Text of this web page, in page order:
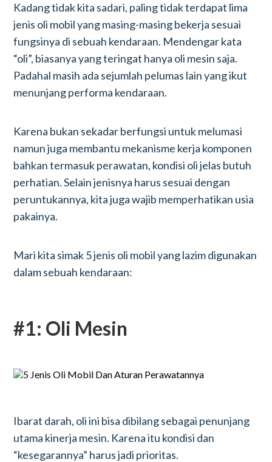
Kadang tidak kita sadari, paling tidak terdapat lima
jenis oli mobil yang masing-masing bekerja sesuai
fungsinya di sebuah kendaraan. Mendengar kata
“oli”, biasanya yang teringat hanya oli mesin saja.
Padahal masih ada sejumlah pelumas lain yang ikut
menunjang performa kendaraan.
Karena bukan sekadar berfungsi untuk melumasi
namun juga membantu mekanisme kerja komponen
bahkan termasuk perawatan, kondisi oli jelas butuh
perhatian. Selain jenisnya harus sesuai dengan
peruntukannya, kita juga wajib memperhatikan usia
pakainya.
Mari kita simak 5 jenis oli mobil yang lazim digunakan
dalam sebuah kendaraan:
#1: Oli Mesin
Ibarat darah, oli ini bisa dibilang sebagai penunjang
utama kinerja mesin. Karena itu kondisi dan
“kesegarannya” harus jadi prioritas.